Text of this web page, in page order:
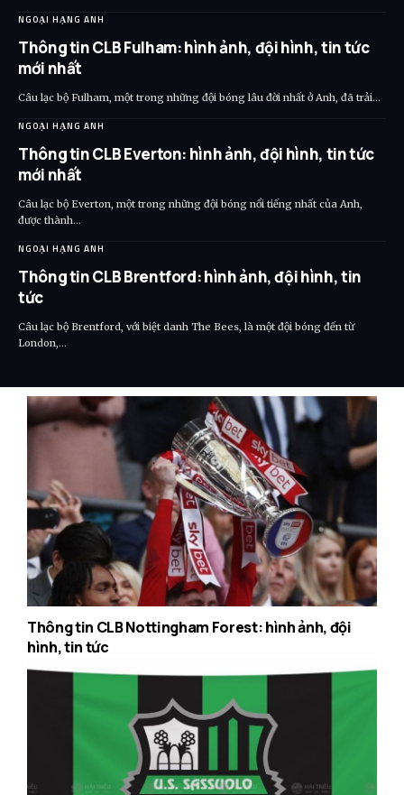
NGOẠI HẠNG ANH
Thông tin CLB Fulham: hình ảnh, đội hình, tin tức
mới nhất
Câu lạc bộ Fulham, một trong những đội bóng lâu đời nhất ở Anh, đã trải…
NGOẠI HẠNG ANH
Thông tin CLB Everton: hình ảnh, đội hình, tin tức
mới nhất
Câu lạc bộ Everton, một trong những đội bóng nổi tiếng nhất của Anh,
được thành…
NGOẠI HẠNG ANH
Thông tin CLB Brentford: hình ảnh, đội hình, tin
tức
Câu lạc bộ Brentford, với biệt danh The Bees, là một đội bóng đến từ
London,…
Thông tin CLB Nottingham Forest: hình ảnh, đội
hình, tin tức